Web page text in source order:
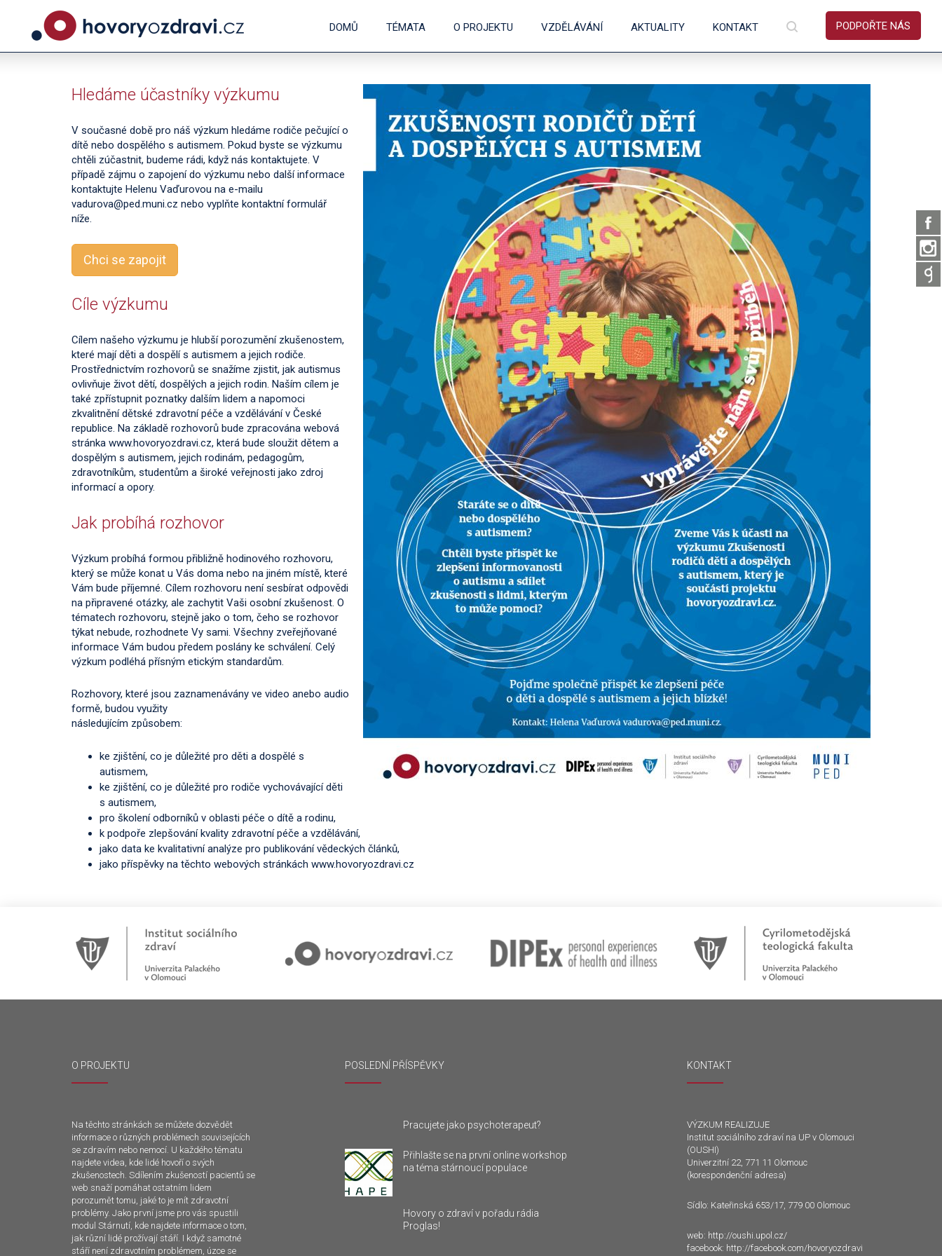
PODPOŘTE NÁS
DOMŮ TÉMATA O PROJEKTU VZDĚLÁVÁNÍ AKTUALITY KONTAKT
Hledáme účastníky výzkumu
V současné době pro náš výzkum hledáme rodiče pečující o
dítě nebo dospělého s autismem. Pokud byste se výzkumu
chtěli zúčastnit, budeme rádi, když nás kontaktujete. V
případě zájmu o zapojení do výzkumu nebo další informace
kontaktujte Helenu Vaďurovou na e-mailu
vadurova@ped.muni.cz nebo vyplňte kontaktní formulář
níže.
Chci se zapojit
Cíle výzkumu
Cílem našeho výzkumu je hlubší porozumění zkušenostem,
které mají děti a dospělí s autismem a jejich rodiče.
Prostřednictvím rozhovorů se snažíme zjistit, jak autismus
ovlivňuje život dětí, dospělých a jejich rodin. Naším cílem je
také zpřístupnit poznatky dalším lidem a napomoci
zkvalitnění dětské zdravotní péče a vzdělávání v České
republice. Na základě rozhovorů bude zpracována webová
stránka www.hovoryozdravi.cz, která bude sloužit dětem a
dospělým s autismem, jejich rodinám, pedagogům,
zdravotníkům, studentům a široké veřejnosti jako zdroj
informací a opory.
Jak probíhá rozhovor
Výzkum probíhá formou přibližně hodinového rozhovoru,
který se může konat u Vás doma nebo na jiném místě, které
Vám bude příjemné. Cílem rozhovoru není sesbírat odpovědi
na připravené otázky, ale zachytit Vaši osobní zkušenost. O
tématech rozhovoru, stejně jako o tom, čeho se rozhovor
týkat nebude, rozhodnete Vy sami. Všechny zveřejňované
informace Vám budou předem poslány ke schválení. Celý
výzkum podléhá přísným etickým standardům.
Rozhovory, které jsou zaznamenávány ve video anebo audio
formě, budou využity
následujícím způsobem:
ke zjištění, co je důležité pro děti a dospělé s
autismem,
ke zjištění, co je důležité pro rodiče vychovávající děti
s autismem,
pro školení odborníků v oblasti péče o dítě a rodinu,
k podpoře zlepšování kvality zdravotní péče a vzdělávání,
jako data ke kvalitativní analýze pro publikování vědeckých článků,
jako příspěvky na těchto webových stránkách www.hovoryozdravi.cz
O PROJEKTU
Na těchto stránkách se můžete dozvědět
informace o různých problémech souvisejících
se zdravím nebo nemocí. U každého tématu
najdete videa, kde lidé hovoří o svých
zkušenostech. Sdílením zkušeností pacientů se
web snaží pomáhat ostatním lidem
porozumět tomu, jaké to je mít zdravotní
problémy. Jako první jsme pro vás spustili
modul Stárnutí, kde najdete informace o tom,
jak různí lidé prožívají stáří. I když samotné
stáří není zdravotním problémem, úzce se
POSLEDNÍ PŘÍSPĚVKY
Pracujete jako psychoterapeut?
Přihlašte se na první online workshop
na téma stárnoucí populace
Hovory o zdraví v pořadu rádia
Proglas!
KONTAKT
VÝZKUM REALIZUJE
Institut sociálního zdraví na UP v Olomouci
(OUSHI)
Univerzitní 22, 771 11 Olomouc
(korespondenční adresa)
Sídlo: Kateřinská 653/17, 779 00 Olomouc
web: http://oushi.upol.cz/
facebook: http://facebook.com/hovoryozdravi